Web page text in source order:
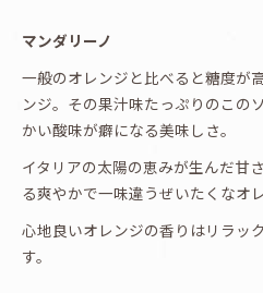
マンダリーノ
一般のオレンジと比べると糖度が
ンジ。その果汁味たっぷりのこの
かい酸味が癖になる美味しさ。
イタリアの太陽の恵みが生んだ甘
る爽やかで一味違うぜいたくなオ
心地良いオレンジの香りはリラッ
す。